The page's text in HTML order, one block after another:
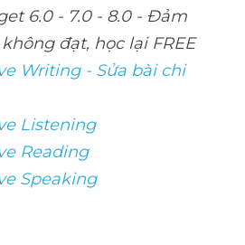
6.0 - 7.0 - 8.0 - Đảm
đạt, học lại FREE
Writing - Sửa bài chi
Listening
Reading
Speaking